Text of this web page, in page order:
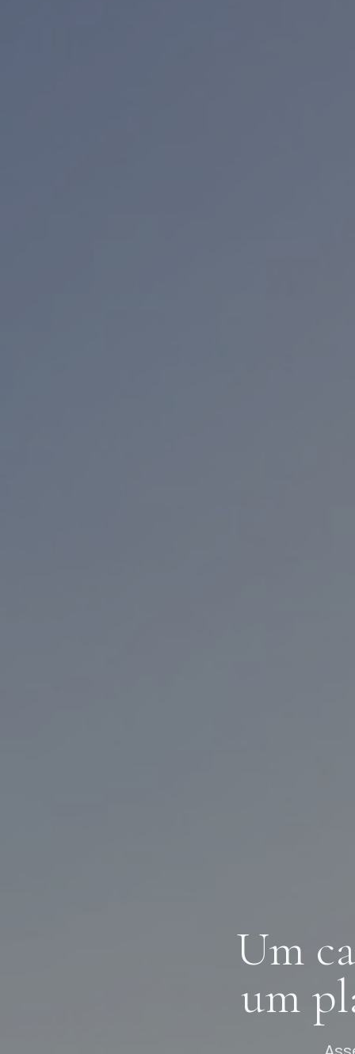
Um
um